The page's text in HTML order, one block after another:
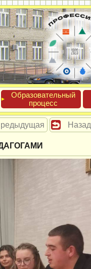
Обра­зова­тель­ный
про­цесс
Назад